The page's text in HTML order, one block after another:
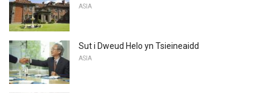
ASIA
Sut i Dweud Helo yn Tsieineaidd
ASIA